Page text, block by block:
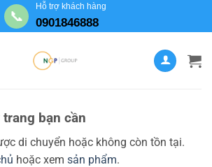
📞
Hỗ trợ khách hàng
0901846888
bạn cần
di chuyển hoặc không còn tồn tại.
hoặc xem sản phẩm.